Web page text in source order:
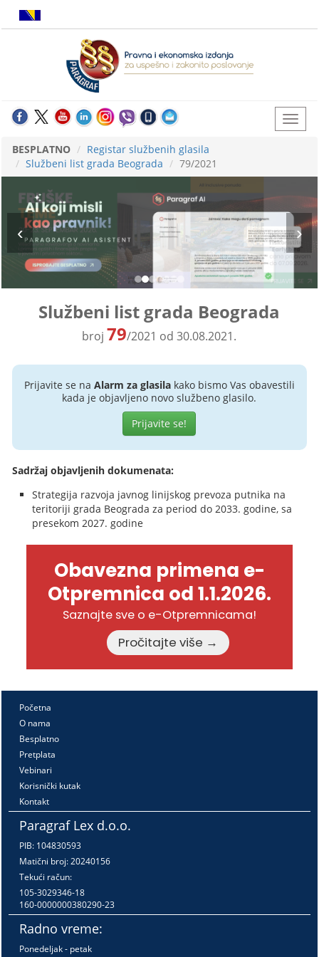
BESPLATNO
Registar službenih glasila
Službeni list grada Beograda
79/2021
Službeni list grada Beograda
broj 79/2021 od 30.08.2021.
Prijavite se na Alarm za glasilakako bismo Vas obavestili
kada je objavljeno novo službeno glasilo.
Prijavite se!
Sadržaj objavljenih dokumenata:
Strategija razvoja javnog linijskog prevoza putnika na
teritoriji grada Beograda za period do 2033. godine, sa
presekom 2027. godine
Obavezna primena e-
Otpremnica od 1.1.2026.
Saznajte sve o e-Otpremnicama!
Pročitajte više →
Početna
O nama
Besplatno
Pretplata
Vebinari
Korisnički kutak
Kontakt
Paragraf Lex d.o.o.
PIB: 104830593
Matični broj: 20240156
Tekući račun:
105-3029346-18
160-0000000380290-23
Radno vreme:
Ponedeljak - petak